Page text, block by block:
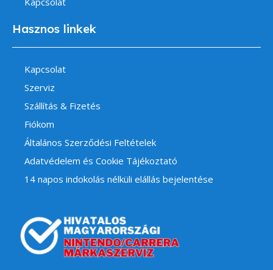
Hasznos linkek
Kapcsolat
Szerviz
Szállítás & Fizetés
Fiókom
Általános Szerződési Feltételek
Adatvédelem és Cookie Tájékoztató
14 napos indokolás nélküli elállás bejelentése